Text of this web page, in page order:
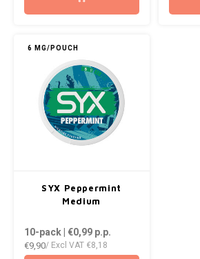
6 MG/POUCH
SYX Peppermint
Medium
10-pack | €0,99p.p.
€9,90/ Excl VAT €8,18